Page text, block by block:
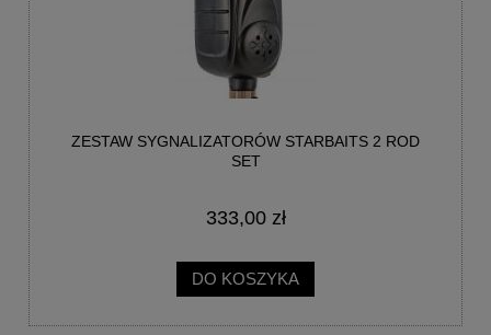
ZESTAW SYGNALIZATORÓW STARBAITS 2 ROD
SET
333,00 zł
DO KOSZYKA